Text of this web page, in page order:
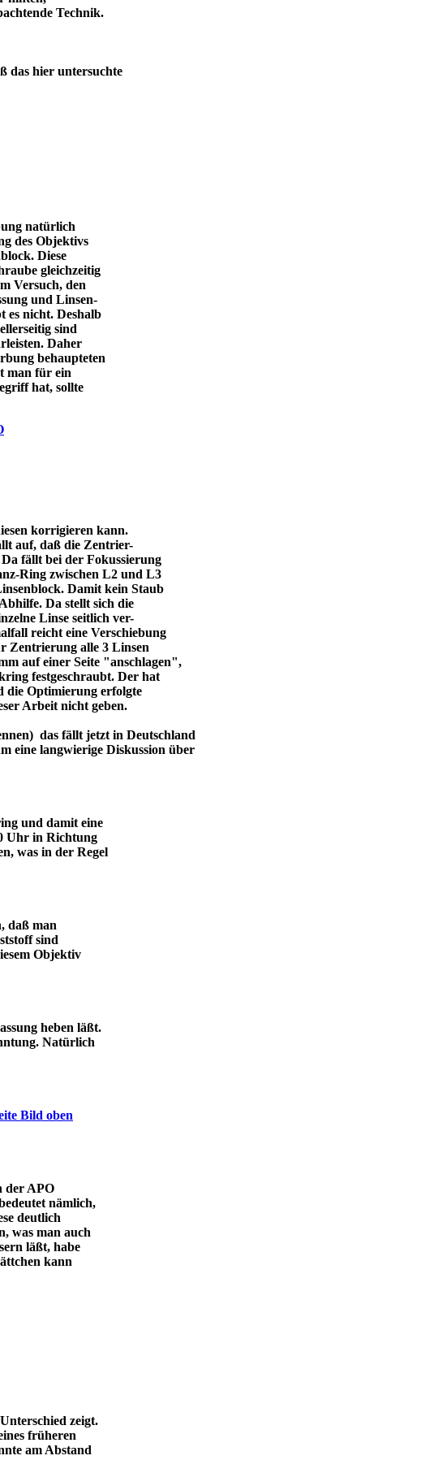
Technik.
das hier untersuchte
natürlich
des Objektivs
Diese
gleichzeitig
Versuch, den
und Linsen-
es nicht. Deshalb
sind
Daher
behaupteten
man für ein
hat, sollte
korrigieren kann.
auf, daß die Zentrier-
fällt bei der Fokussierung
Ring zwischen L2 und L3
Damit kein Staub
Da stellt sich die
Linse seitlich ver-
reicht eine Verschiebung
Zentrierung alle 3 Linsen
auf einer Seite "anschlagen",
festgeschraubt. Der hat
die Optimierung erfolgte
Arbeit nicht geben.
das fällt jetzt in Deutschland
eine langwierige Diskussion über
und damit eine
Uhr in Richtung
was in der Regel
daß man
sind
Objektiv
heben läßt.
Natürlich
Bild oben
der APO
nämlich,
deutlich
was man auch
läßt, habe
kann
zeigt.
früheren
am Abstand